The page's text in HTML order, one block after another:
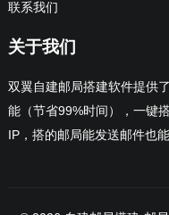
联系我们
关于我们
双翼自建邮局搭建软件提供
能（节省99%时间），一键
IP，搭的邮局能发送邮件也